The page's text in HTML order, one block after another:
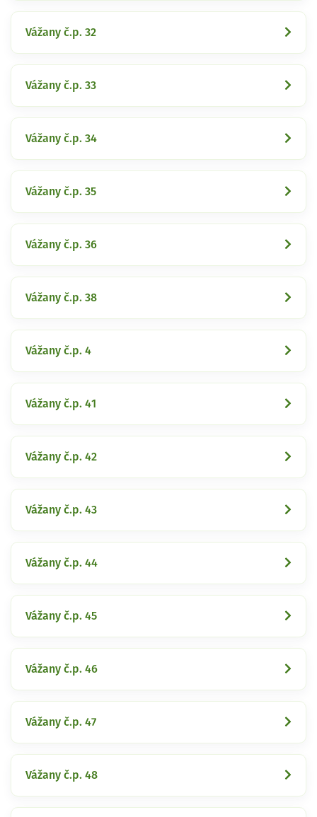
Vážany č.p. 32
Vážany č.p. 33
Vážany č.p. 34
Vážany č.p. 35
Vážany č.p. 36
Vážany č.p. 38
Vážany č.p. 4
Vážany č.p. 41
Vážany č.p. 42
Vážany č.p. 43
Vážany č.p. 44
Vážany č.p. 45
Vážany č.p. 46
Vážany č.p. 47
Vážany č.p. 48